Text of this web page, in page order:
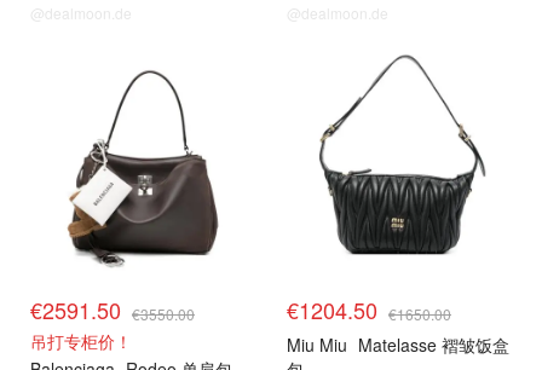
@dealmoon.de @dealmoon.de
€2591.50 €3550.00
吊打专柜价！
€1204.50 €1650.00
Miu Miu Matelasse 褶皱饭盒